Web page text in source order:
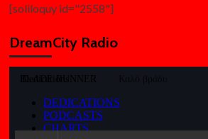
[soliloquy id="2558"]
DreamCity Radio